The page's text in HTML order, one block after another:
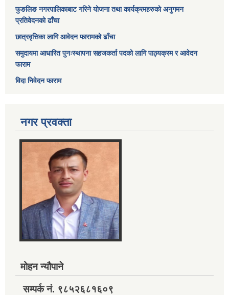
फुङलिङ नगरपालिकाबाट गरिने योजना तथा कार्यक्रमहरुको अनुगमन
प्रतिवेदनको ढाँचा
छात्रवृत्तिका लागि आवेदन फारामको ढाँचा
समुदायमा आधारित पुनःस्थापना सहजकर्ता पदको लागि पाठ्यक्रम र आवेदन
फाराम
विदा निवेदन फाराम
नगर प्रवक्ता
मोहन न्यौपाने
सम्पर्क नं. ९८५२६८१६०९